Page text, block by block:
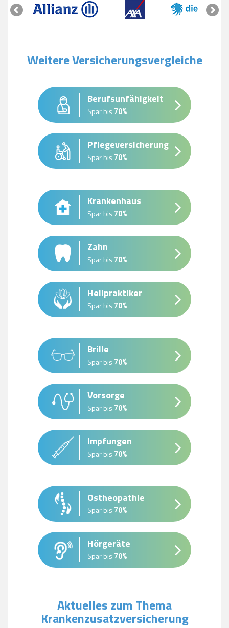
Weitere Versicherungsvergleiche
Berufsunfähigkeit
Spar bis 70%
Pflegeversicherung
Spar bis 70%
Krankenhaus
Spar bis 70%
Zahn
Spar bis 70%
Heilpraktiker
Spar bis 70%
Brille
Spar bis 70%
Vorsorge
Spar bis 70%
Impfungen
Spar bis 70%
Ostheopathie
Spar bis 70%
Hörgeräte
Spar bis 70%
Aktuelles zum Thema
Krankenzusatzversicherung